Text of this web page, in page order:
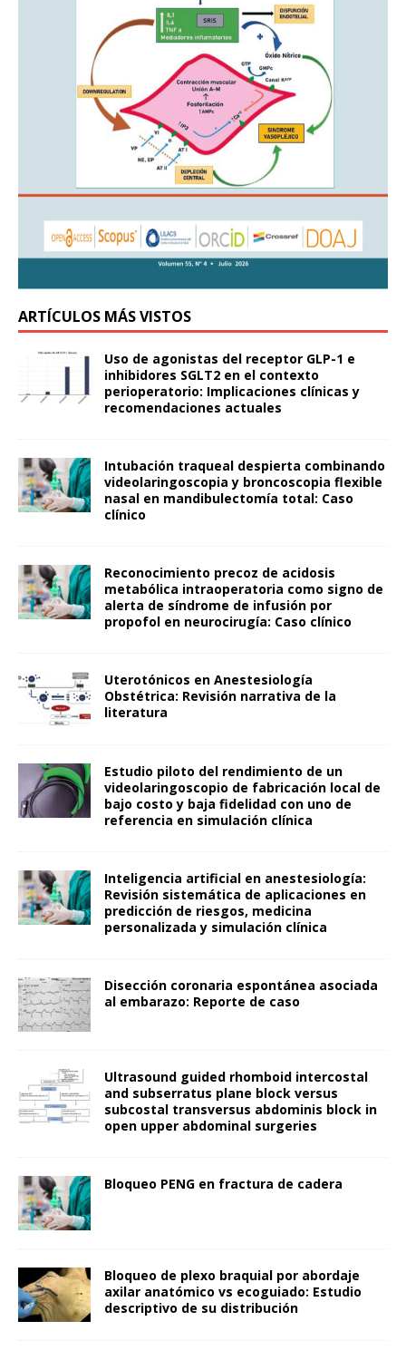
ARTÍCULOS MÁS VISTOS
Uso de agonistas del receptor GLP-1 e
inhibidores SGLT2 en el contexto
perioperatorio: Implicaciones clínicas y
recomendaciones actuales
Intubación traqueal despierta combinando
videolaringoscopia y broncoscopia flexible
nasal en mandibulectomía total: Caso
clínico
Reconocimiento precoz de acidosis
metabólica intraoperatoria como signo de
alerta de síndrome de infusión por
propofol en neurocirugía: Caso clínico
Uterotónicos en Anestesiología
Obstétrica: Revisión narrativa de la
literatura
Estudio piloto del rendimiento de un
videolaringoscopio de fabricación local de
bajo costo y baja fidelidad con uno de
referencia en simulación clínica
Inteligencia artificial en anestesiología:
Revisión sistemática de aplicaciones en
predicción de riesgos, medicina
personalizada y simulación clínica
Disección coronaria espontánea asociada
al embarazo: Reporte de caso
Ultrasound guided rhomboid intercostal
and subserratus plane block versus
subcostal transversus abdominis block in
open upper abdominal surgeries
Bloqueo PENG en fractura de cadera
Bloqueo de plexo braquial por abordaje
axilar anatómico vs ecoguiado: Estudio
descriptivo de su distribución